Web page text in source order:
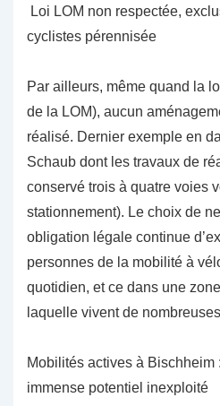
Loi LOM non respectée,
cyclistes pérennisée
Par ailleurs, même quand la
de la LOM), aucun
réalisé. Dernier exemple en
Schaub dont les travaux de
conservé trois à quatre voies
stationnement). Le choix de
obligation légale continue
personnes de la mobilité à
quotidien, et ce dans une
laquelle vivent de
Mobilités actives à Bischheim
immense potentiel inexploité